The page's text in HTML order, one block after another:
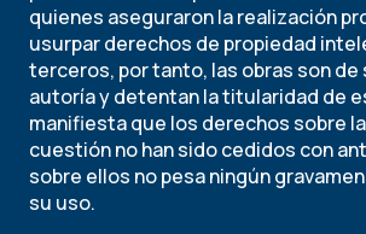
quienes aseguraron la realización
usurpar derechos de propiedad
terceros, por tanto, las obras son de
autoría y detentan la titularidad de
manifiesta que los derechos sobre
cuestión no han sido cedidos con
sobre ellos no pesa ningún
su uso.